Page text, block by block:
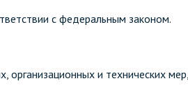
с федеральным законом.
организационных и технических